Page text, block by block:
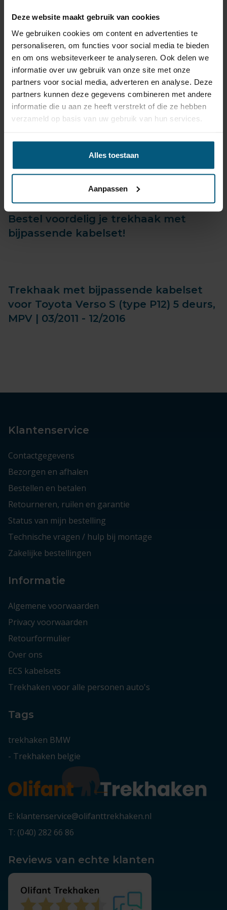
Deze website maakt gebruik van cookies
We gebruiken cookies om content en advertenties te
personaliseren, om functies voor social media te bieden
en om ons websiteverkeer te analyseren. Ook delen we
informatie over uw gebruik van onze site met onze
partners voor social media, adverteren en analyse. Deze
partners kunnen deze gegevens combineren met andere
informatie die u aan ze heeft verstrekt of die ze hebben
verzameld op basis van uw gebruik van hun services.
Alles toestaan
Aanpassen
Twijfel je welke trekhaak set het beste past?
Heb je vragen over de universele kabelsets?
Neem gewoon contactmet ons op!
Met onze jarenlange ervaring geeft Olifant
trekhaken je graag een eerlijk en onafhankelijk advies.
Maak onder je keuze welk bouwjaar je
Toyota Verso S is.
Bestel voordelig je trekhaak met
bijpassende kabelset!
Trekhaak met bijpassende kabelset
voor Toyota Verso S (type P12) 5 deurs,
MPV | 03/2011 - 12/2016
Klantenservice
Contactgegevens
Bezorgen en afhalen
Bestellen en betalen
Retourneren, ruilen en garantie
Status van mijn bestelling
Technische vragen / hulp bij montage
Zakelijke bestellingen
Informatie
Algemene voorwaarden
Privacy voorwaarden
Retourformulier
Over ons
ECS kabelsets
Trekhaken voor alle personen auto's
Tags
trekhaken BMW
- Trekhaken belgie
E: klantenservice@olifanttrekhaken.nl
T: (040) 282 66 86
Reviews van echte klanten